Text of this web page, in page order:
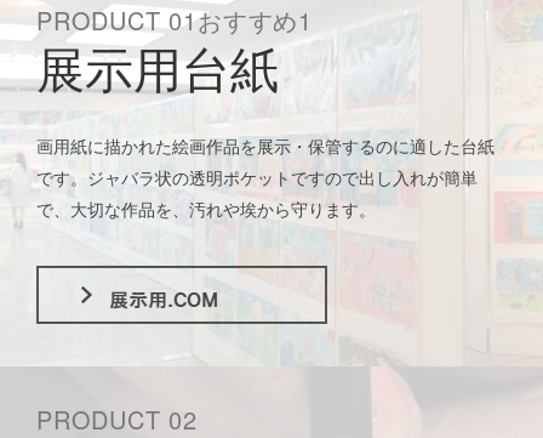
PRODUCT 01おすすめ1
展示用台紙
画用紙に描かれた絵画作品を展示・保管するのに適した台紙
です。ジャバラ状の透明ポケットですので出し入れが簡単
で、大切な作品を、汚れや埃から守ります。
PRODUCT 02